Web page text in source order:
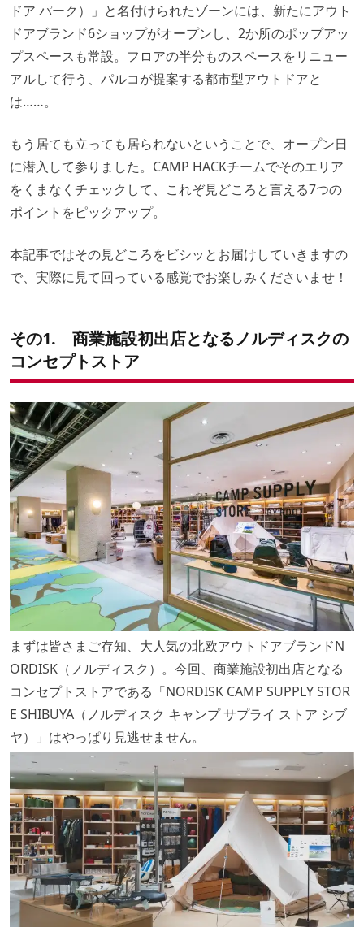
ドア パーク）」と名付けられたゾーンには、新たにアウト
ドアブランド6ショップがオープンし、2か所のポップアッ
プスペースも常設。フロアの半分ものスペースをリニュー
アルして行う、パルコが提案する都市型アウトドアと
は……。
もう居ても立っても居られないということで、オープン日
に潜入して参りました。CAMP HACKチームでそのエリア
をくまなくチェックして、これぞ見どころと言える7つの
ポイントをピックアップ。
本記事ではその見どころをビシッとお届けしていきますの
で、実際に見て回っている感覚でお楽しみくださいませ！
その1. 商業施設初出店となるノルディスクの
コンセプトストア
まずは皆さまご存知、大人気の北欧アウトドアブランドN
ORDISK（ノルディスク）。今回、商業施設初出店となる
コンセプトストアである「NORDISK CAMP SUPPLY STOR
E SHIBUYA（ノルディスク キャンプ サプライ ストア シブ
ヤ）」はやっぱり見逃せません。